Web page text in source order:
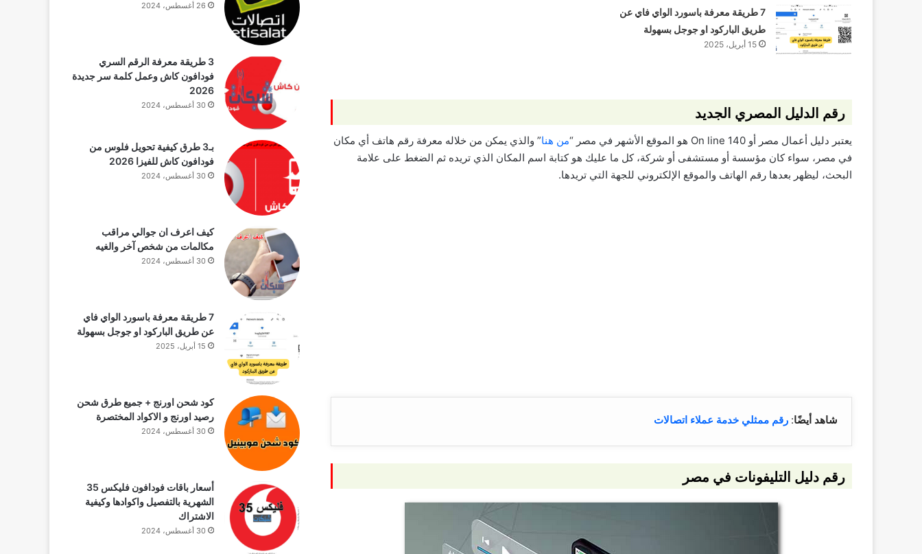
7 طريقة معرفة باسورد الواي فاي عن
طريق الباركود او جوجل بسهولة
15 أبريل، 2025
رقم الدليل المصري الجديد
يعتبر دليل أعمال مصر أو 140 On line هو الموقع الأشهر في مصر “ من هنا” والذي يمكن من خلاله معرفة رقم هاتف أي مكان
في مصر، سواء كان مؤسسة أو مستشفى أو شركة، كل ما عليك هو كتابة اسم المكان الذي تريده ثم الضغط على علامة
البحث، ليظهر بعدها رقم الهاتف والموقع الإلكتروني للجهة التي تريدها.
شاهد أيضًا: رقم ممثلي خدمة عملاء اتصالات
رقم دليل التليفونات في مصر
26 أغسطس، 2024
3 طريقة معرفة الرقم السري
فودافون كاش وعمل كلمة سر جديدة
2026
30 أغسطس، 2024
بـ3 طرق كيفية تحويل فلوس من
فودافون كاش للفيزا 2026
30 أغسطس، 2024
كيف اعرف ان جوالي مراقب
مكالمات من شخص آخر والغيه
30 أغسطس، 2024
7 طريقة معرفة باسورد الواي فاي
عن طريق الباركود او جوجل بسهولة
15 أبريل، 2025
كود شحن اورنج + جميع طرق شحن
رصيد اورنج و الاكواد المختصرة
30 أغسطس، 2024
أسعار باقات فودافون فلیکس 35
الشهرية بالتفصيل واكوادها وكيفية
الاشتراك
30 أغسطس، 2024